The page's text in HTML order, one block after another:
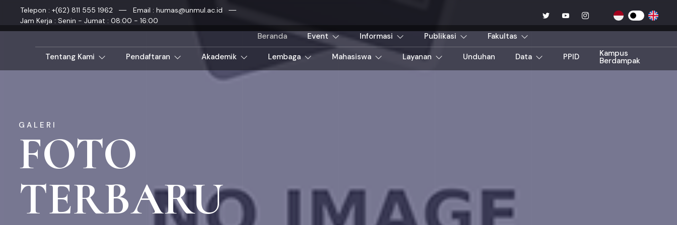
Telepon : +(62) 811 555 1962
Email : humas@unmul.ac.id
Jam Kerja : Senin - Jumat : 08:00 - 16:00
Beranda Event Informasi Publikasi Fakultas
Tentang Kami Pendaftaran Akademik Lembaga Mahasiswa Layanan Unduhan Data PPID Kampus
Berdampak
GALERI
FOTO
TERBARU